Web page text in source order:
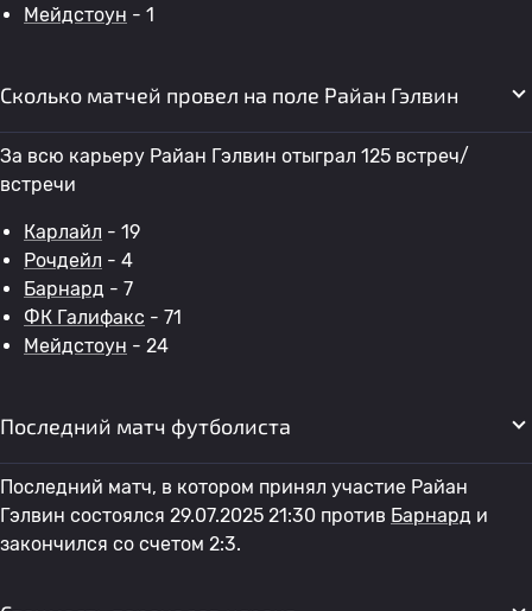
Мейдстоун - 1
Сколько матчей провел на поле Райан Гэлвин
За всю карьеру Райан Гэлвин отыграл 125 встреч/
встречи
Карлайл - 19
Рочдейл - 4
Барнард - 7
ФК Галифакс - 71
Мейдстоун - 24
Последний матч футболиста
Последний матч, в котором принял участие Райан
Гэлвин состоялся 29.07.2025 21:30 против Барнард и
закончился со счетом 2:3.